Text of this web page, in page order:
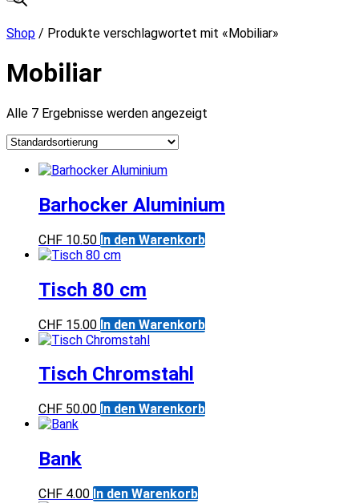
Shop / Produkte verschlagwortet mit «Mobiliar»
Mobiliar
Alle 7 Ergebnisse werden angezeigt
Barhocker Aluminium
CHF 10.50 In den Warenkorb
Tisch 80 cm
CHF 15.00 In den Warenkorb
Tisch Chromstahl
CHF 50.00 In den Warenkorb
Bank
CHF 4.00 In den Warenkorb